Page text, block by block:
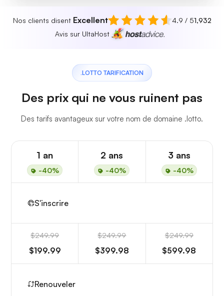
Nos clients disent Excellent 4.9 / 51,932
Avis sur UltaHost
.LOTTO TARIFICATION
Des prix qui ne vous ruinent pas
Des tarifs avantageux sur votre nom de domaine .lotto.
1 an
-40%
2 ans
-40%
3 ans
-40%
S'inscrire
$249.99
$199.99
$249.99
$399.98
$249.99
$599.98
Renouveler